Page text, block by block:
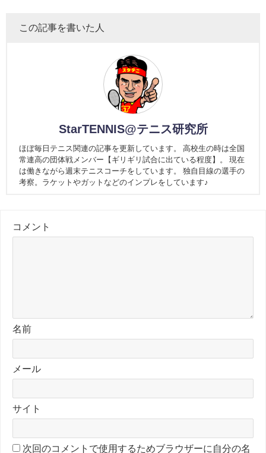
この記事を書いた人
StarTENNIS@テニス研究所
ほぼ毎日テニス関連の記事を更新しています。 高校生の時は全国
常連高の団体戦メンバー【ギリギリ試合に出ている程度】。 現在
は働きながら週末テニスコーチをしています。 独自目線の選手の
考察。ラケットやガットなどのインプレをしています♪
コメント
名前
メール
サイト
次回のコメントで使用するためブラウザーに自分の名